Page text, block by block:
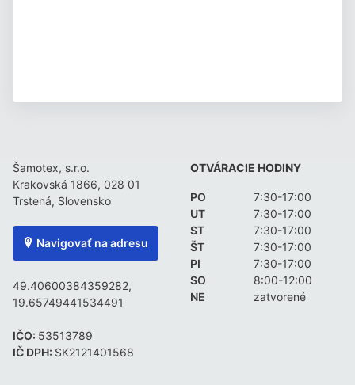
Šamotex, s.r.o.
Krakovská 1866, 028 01
Trstená, Slovensko
Navigovať na adresu
49.40600384359282,
19.65749441534491
IČO: 53513789
IČ DPH: SK2121401568
OTVÁRACIE HODINY
PO
7:30-17:00
UT
7:30-17:00
ST
7:30-17:00
ŠT
7:30-17:00
PI
7:30-17:00
SO
8:00-12:00
NE
zatvorené